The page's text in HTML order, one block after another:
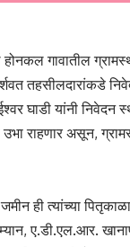
होनकल गावातील
तहसीलदारांकडे
घाडी यांनी निवेदन
राहणार असून,
ही त्यांच्या
ए.डी.एल.आर.